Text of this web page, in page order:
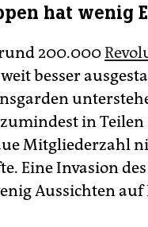
hat wenig
200.000
besser
in
Mitgliederzahl
Eine Invasion
Aussichten auf